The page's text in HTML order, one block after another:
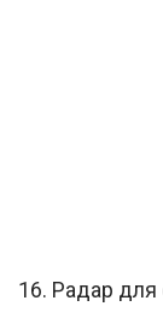
16. Радар для